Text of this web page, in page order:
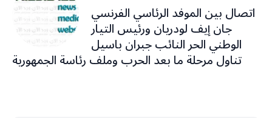
اتصال بين الموفد الرئاسي الفرنسي
جان إيف لودريان ورئيس التيار
الوطني الحر النائب جبران باسيل
تناول مرحلة ما بعد الحرب وملف رئاسة الجمهورية